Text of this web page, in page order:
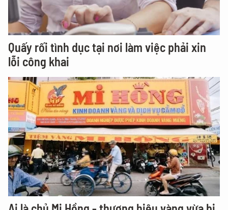
Quấy rối tình dục tại nơi làm việc phải xin
lỗi công khai